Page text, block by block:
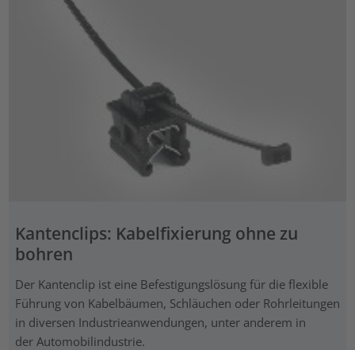
Kantenclips: Kabelfixierung ohne zu
bohren
Der Kantenclip ist eine Befestigungslösung für die flexible
Führung von Kabelbäumen, Schläuchen oder Rohrleitungen
in diversen Industrieanwendungen, unter anderem in
der Automobilindustrie.